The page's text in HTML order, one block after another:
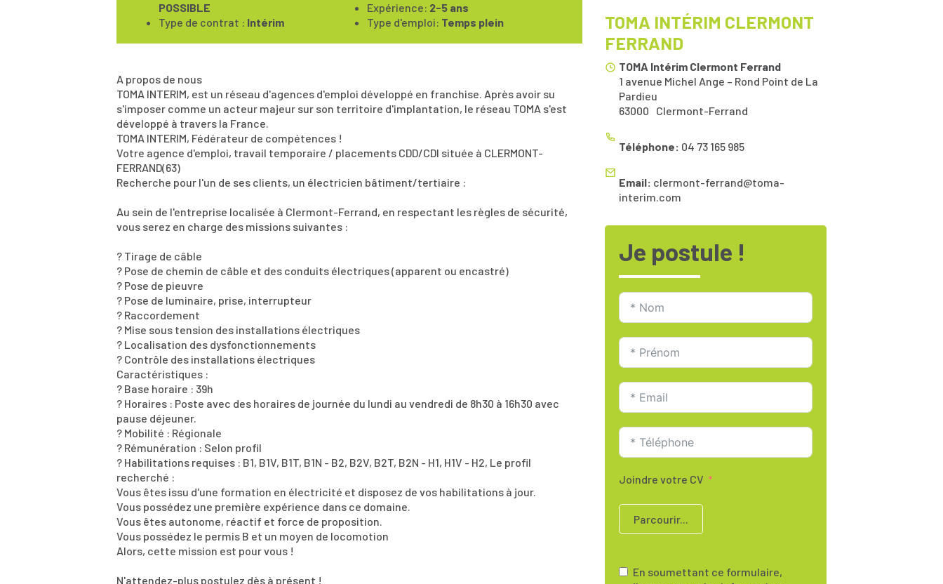
POSSIBLE
Type de contrat : Intérim
Expérience: 2-5 ans
Type d'emploi: Temps plein
A propos de nous
TOMA INTERIM, est un réseau d'agences d'emploi développé en franchise. Après avoir su
s'imposer comme un acteur majeur sur son territoire d'implantation, le réseau TOMA s'est
développé à travers la France.
TOMA INTERIM, Fédérateur de compétences !
Votre agence d'emploi, travail temporaire / placements CDD/CDI située à CLERMONT-
FERRAND(63)
Recherche pour l'un de ses clients, un électricien bâtiment/tertiaire :
Au sein de l'entreprise localisée à Clermont-Ferrand, en respectant les règles de sécurité,
vous serez en charge des missions suivantes :
? Tirage de câble
? Pose de chemin de câble et des conduits électriques (apparent ou encastré)
? Pose de pieuvre
? Pose de luminaire, prise, interrupteur
? Raccordement
? Mise sous tension des installations électriques
? Localisation des dysfonctionnements
? Contrôle des installations électriques
Caractéristiques :
? Base horaire : 39h
? Horaires : Poste avec des horaires de journée du lundi au vendredi de 8h30 à 16h30 avec
pause déjeuner.
? Mobilité : Régionale
? Rémunération : Selon profil
? Habilitations requises : B1, B1V, B1T, B1N - B2, B2V, B2T, B2N - H1, H1V - H2, Le profil
recherché :
Vous êtes issu d'une formation en électricité et disposez de vos habilitations à jour.
Vous possédez une première expérience dans ce domaine.
Vous êtes autonome, réactif et force de proposition.
Vous possédez le permis B et un moyen de locomotion
Alors, cette mission est pour vous !
N'attendez-plus postulez dès à présent !
TOMA INTÉRIM CLERMONT
FERRAND
TOMA Intérim Clermont Ferrand
1 avenue Michel Ange – Rond Point de La
Pardieu
Clermont-Ferrand
63000
Téléphone: 04 73 165 985
Email: clermont-ferrand@toma-
interim.com
Je postule !
Joindre votre CV
Parcourir...
En soumettant ce formulaire,